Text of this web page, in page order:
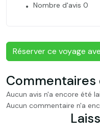
Nombre d'avis 0
Réserver ce voyage
Commentaires
Aucun avis n'a encore été
Aucun commentaire n'a